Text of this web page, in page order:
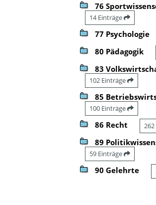
76
14 Einträge
77 Psychologie
80 Pädagogik
83
102 Einträge
85
100 Einträge
86 Recht
89
59 Einträge
90 Gelehrte